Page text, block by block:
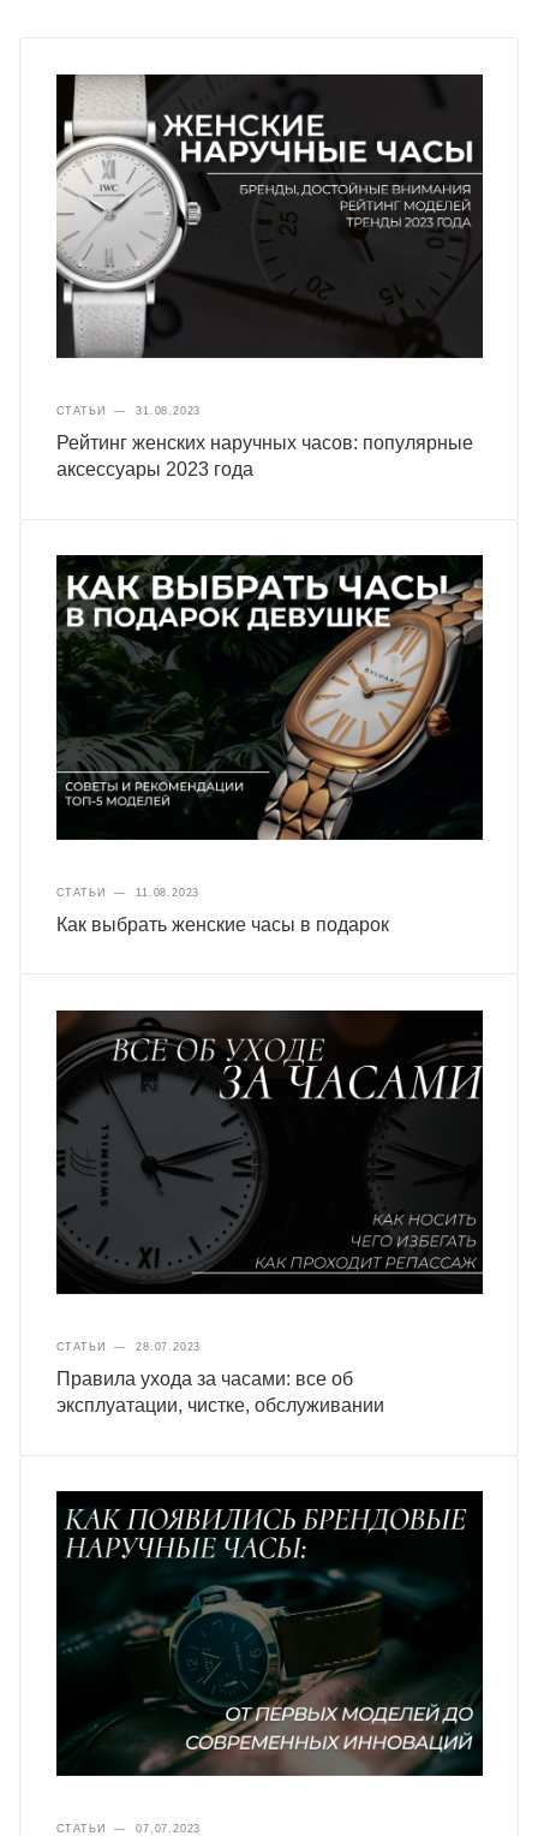
СТАТЬИ — 31.08.2023
Рейтинг женских наручных часов: популярные
аксессуары 2023 года
СТАТЬИ — 11.08.2023
Как выбрать женские часы в подарок
СТАТЬИ — 28.07.2023
Правила ухода за часами: все об
эксплуатации, чистке, обслуживании
СТАТЬИ — 07.07.2023